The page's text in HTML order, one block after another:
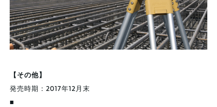
【その他】
発売時期：2017年12月末
■